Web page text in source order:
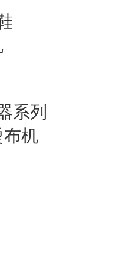
系列
布机